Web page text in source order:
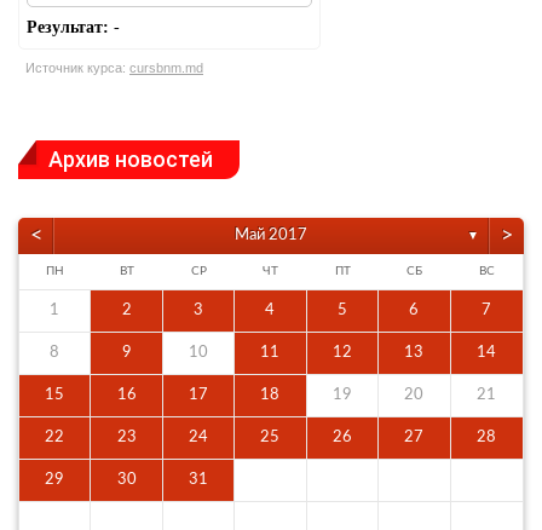
Результат: -
Источник курса: cursbnm.md
Архив новостей
< Май 2017 ▼ >
ПН ВТ СР ЧТ ПТ СБ ВС
1 2 3 4 5 6 7
8 9 10 11 12 13 14
15 16 17 18 19 20 21
22 23 24 25 26 27 28
29 30 31